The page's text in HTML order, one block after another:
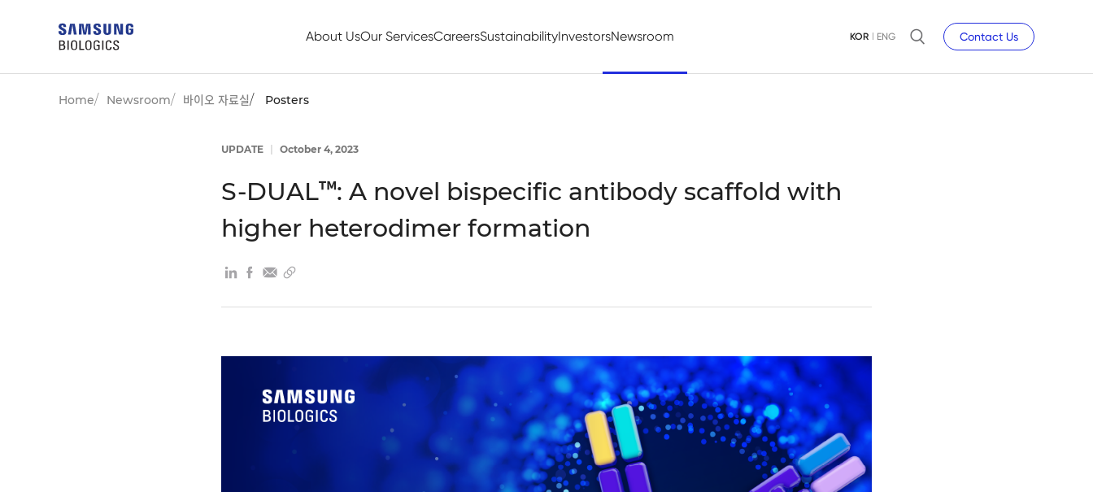
About UsOur ServicesCareersSustainabilityInvestorsNewsroom KOR ENG Contact Us
Home Newsroom 바이오 자료실 Posters
UPDATE October 4, 2023
S-DUAL™: A novel bispecific antibody scaffold with
higher heterodimer formation